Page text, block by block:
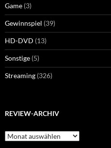
Game (3)
Gewinnspiel (39)
HD-DVD (13)
Sonstige (5)
Streaming (326)
REVIEW-ARCHIV
Review-
Archiv